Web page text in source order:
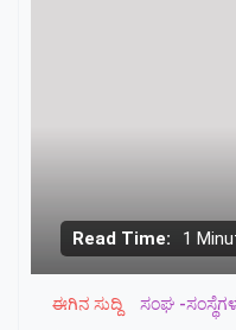
Read Time: 1
ಈಗಿನ ಸುದ್ದಿ ಸಂಘ -